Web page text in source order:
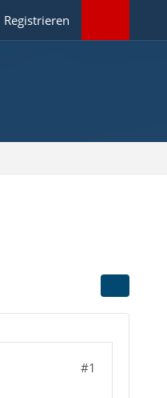
Registrieren
#1